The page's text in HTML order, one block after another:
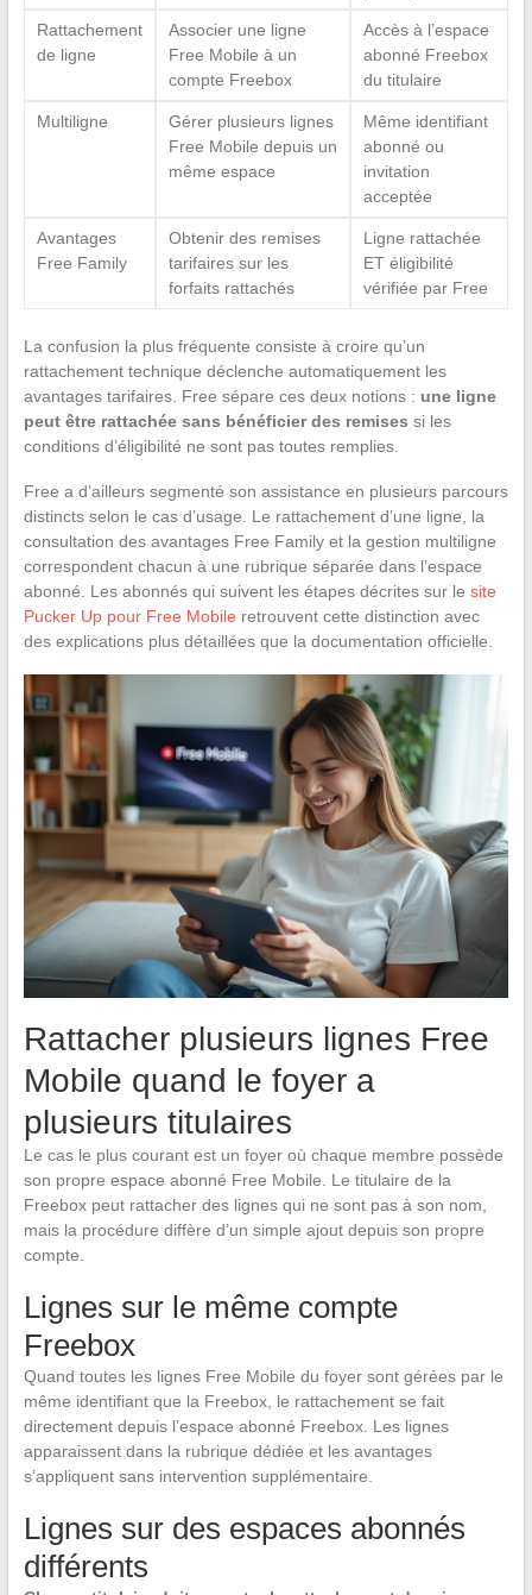
Rattachement
de ligne
Associer une ligne
Free Mobile à un
compte Freebox
Accès à l’espace
abonné Freebox
du titulaire
Multiligne
Gérer plusieurs lignes
Free Mobile depuis un
même espace
Même identifiant
abonné ou
invitation
acceptée
Avantages
Free Family
Obtenir des remises
tarifaires sur les
forfaits rattachés
Ligne rattachée
ET éligibilité
vérifiée par Free
La confusion la plus fréquente consiste à croire qu’un
rattachement technique déclenche automatiquement les
avantages tarifaires. Free sépare ces deux notions : une ligne
peut être rattachée sans bénéficier des remises si les
conditions d’éligibilité ne sont pas toutes remplies.
Free a d’ailleurs segmenté son assistance en plusieurs parcours
distincts selon le cas d’usage. Le rattachement d’une ligne, la
consultation des avantages Free Family et la gestion multiligne
correspondent chacun à une rubrique séparée dans l’espace
abonné. Les abonnés qui suivent les étapes décrites sur le site
Pucker Up pour Free Mobile retrouvent cette distinction avec
des explications plus détaillées que la documentation officielle.
Rattacher plusieurs lignes Free
Mobile quand le foyer a
plusieurs titulaires
Le cas le plus courant est un foyer où chaque membre possède
son propre espace abonné Free Mobile. Le titulaire de la
Freebox peut rattacher des lignes qui ne sont pas à son nom,
mais la procédure diffère d’un simple ajout depuis son propre
compte.
Lignes sur le même compte
Freebox
Quand toutes les lignes Free Mobile du foyer sont gérées par le
même identifiant que la Freebox, le rattachement se fait
directement depuis l’espace abonné Freebox. Les lignes
apparaissent dans la rubrique dédiée et les avantages
s’appliquent sans intervention supplémentaire.
Lignes sur des espaces abonnés
différents